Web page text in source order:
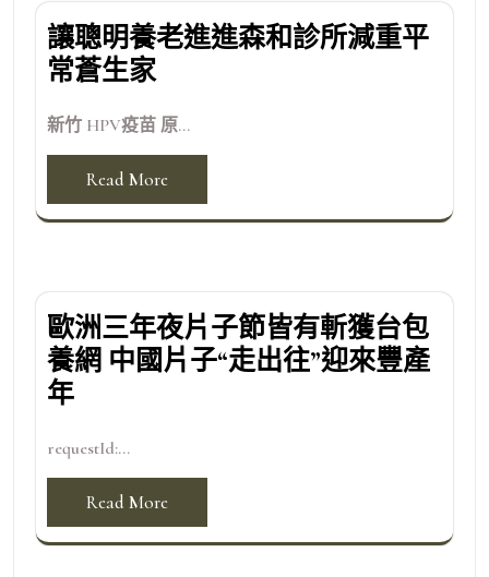
讓聰明養老進進森和診所減重平
常蒼生家
新竹 HPV疫苗 原...
Read More
歐洲三年夜片子節皆有斬獲台包
養網 中國片子“走出往”迎來豐產
年
requestId:...
Read More